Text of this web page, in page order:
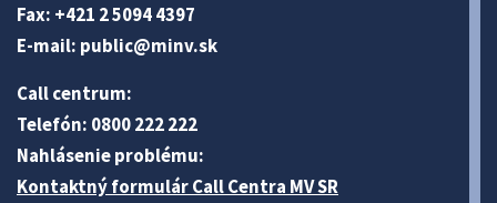
Fax: +421 2 5094 4397
E-mail: public@minv.sk
Call centrum:
Telefón: 0800 222 222
Nahlásenie problému:
Kontaktný formulár Call Centra MV SR